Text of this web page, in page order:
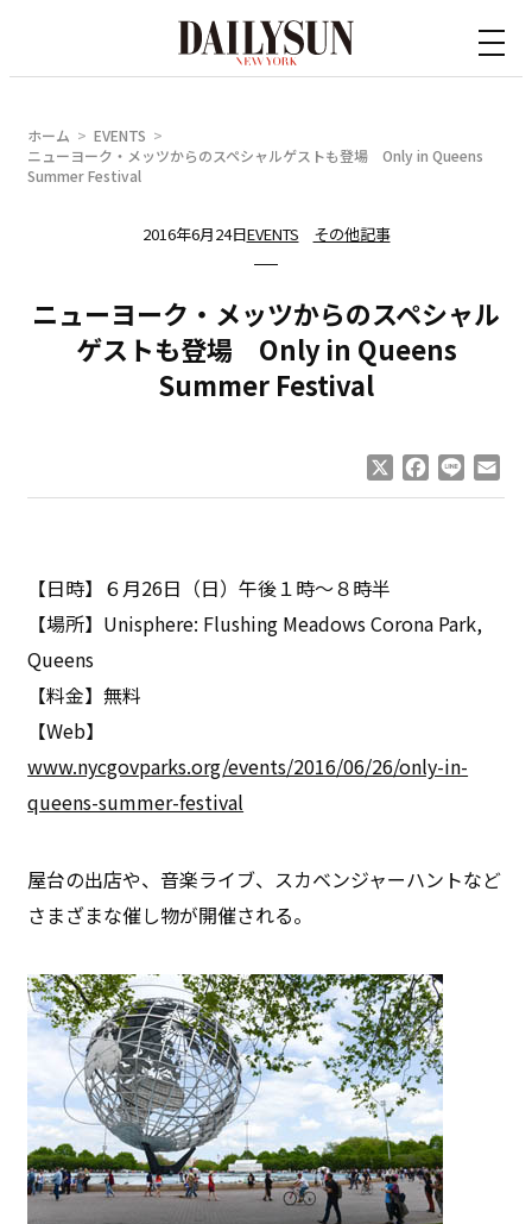
ホーム
EVENTS
ニューヨーク・メッツからのスペシャルゲストも登場 Only in Queens
Summer Festival
2016年6月24日EVENTS その他記事
ニューヨーク・メッツからのスペシャル
ゲストも登場 Only in Queens
Summer Festival
Facebook
Line
【日時】６月26日（日）午後１時～８時半
【場所】Unisphere: Flushing Meadows Corona Park,
Queens
【料金】無料
【Web】
www.nycgovparks.org/events/2016/06/26/only-in-
queens-summer-festival
屋台の出店や、音楽ライブ、スカベンジャーハントなど
さまざまな催し物が開催される。